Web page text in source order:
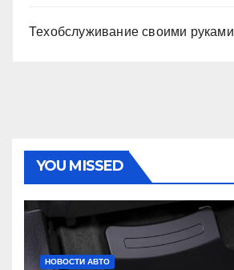
Техобслуживание своими руками
YOU MISSED
НОВОСТИ АВТО